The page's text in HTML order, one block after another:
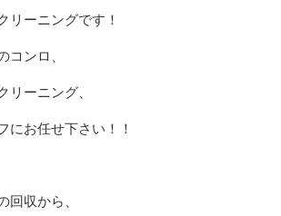
リーニングです！
ンロ、
ーニング、
にお任せ下さい！！
収から、